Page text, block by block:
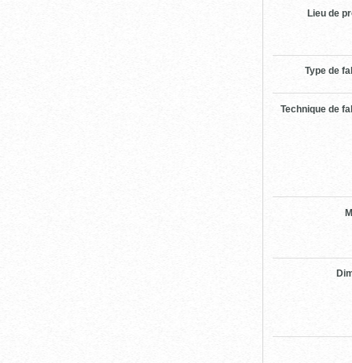
Lieu de
Type de
Technique de